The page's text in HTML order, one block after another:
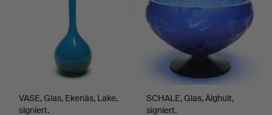
VASE, Glas, Ekenäs, Lake,
signiert.
SCHALE, Glas, Älghult,
signiert.